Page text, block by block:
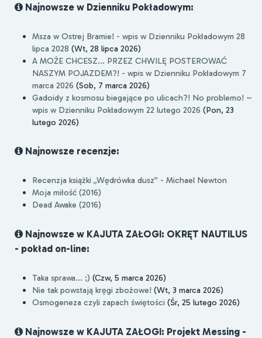
Najnowsze w Dzienniku Pokładowym:
Msza w Ostrej Bramie! - wpis w Dzienniku Pokładowym 28
lipca 2028 (Wt, 28 lipca 2026)
A MOŻE CHCESZ... PRZEZ CHWILĘ POSTEROWAĆ
NASZYM POJAZDEM?! - wpis w Dzienniku Pokładowym 7
marca 2026 (Sob, 7 marca 2026)
Gadoidy z kosmosu biegające po ulicach?! No problemo! –
wpis w Dzienniku Pokładowym 22 lutego 2026 (Pon, 23
lutego 2026)
Najnowsze recenzje:
Recenzja książki „Wędrówka dusz” - Michael Newton
Moja miłość (2016)
Dead Awake (2016)
Najnowsze w KAJUTA ZAŁOGI: OKRĘT NAUTILUS
- pokład on-line:
Taka sprawa... ;) (Czw, 5 marca 2026)
Nie tak powstają kręgi zbożowe! (Wt, 3 marca 2026)
Osmogeneza czyli zapach świętości (Śr, 25 lutego 2026)
Najnowsze w KAJUTA ZAŁOGI: Projekt Messing -